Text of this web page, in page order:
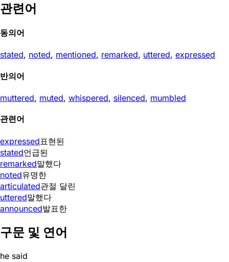
관련어
동의어
stated, noted, mentioned, remarked, uttered, expressed
반의어
muttered, muted, whispered, silenced, mumbled
관련어
expressed표현된
stated언급된
remarked말했다
noted유명한
articulated관절 달린
uttered말했다
announced발표한
구문 및 연어
he said